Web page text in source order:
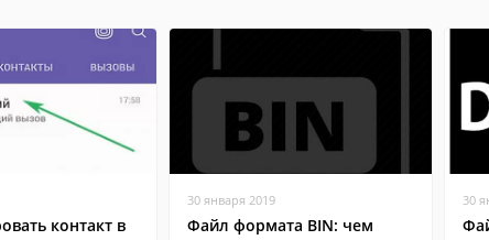
контакт в
30 января 2019
Файл формата BIN: чем
30